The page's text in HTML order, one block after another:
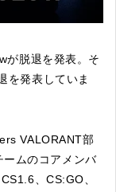
が脱退を発表。そ
を発表していま
VALORANT部
ームのコアメンバ
、CS:GO、